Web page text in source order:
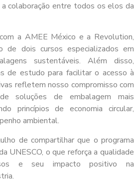
colaboração entre todos os elos da
a AMEE México e a Revolution,
de dois cursos especializados em
sustentáveis. Além disso,
de estudo para facilitar o acesso à
refletem nosso compromisso com
soluções de embalagem mais
princípios de economia circular,
ambiental.
de compartilhar que o programa
UNESCO, o que reforça a qualidade
e seu impacto positivo na